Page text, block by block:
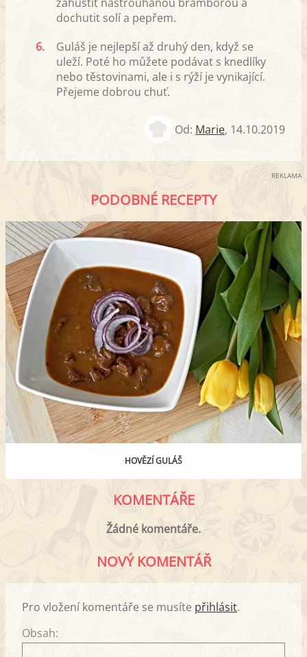
dochutit solí a pepřem.
6.
Guláš je nejlepší až druhý den, když se
uleží. Poté ho můžete podávat s knedlíky
nebo těstovinami, ale i s rýží je vynikající.
Přejeme dobrou chuť.
Od: Marie, 14.10.2019
REKLAMA
PODOBNÉ RECEPTY
HOVĚZÍ GULÁŠ
KOMENTÁŘE
Žádné komentáře.
NOVÝ KOMENTÁŘ
Pro vložení komentáře se musíte přihlásit.
Obsah: